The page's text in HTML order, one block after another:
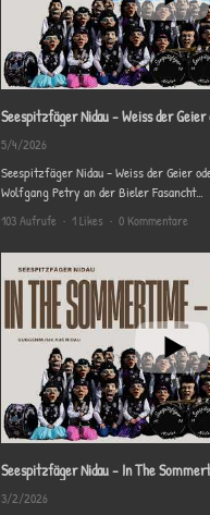
5/4/2026
Seespitzfäger Nidau - Weiss der Geier
Wolfgang Petry an der Bieler Fasancht
Produktion: www.twoinfocus.ch
103 Aufrufe • 1 Likes • 0 Kommentare
Seespitzfäger Nidau - In The
3/2/2026